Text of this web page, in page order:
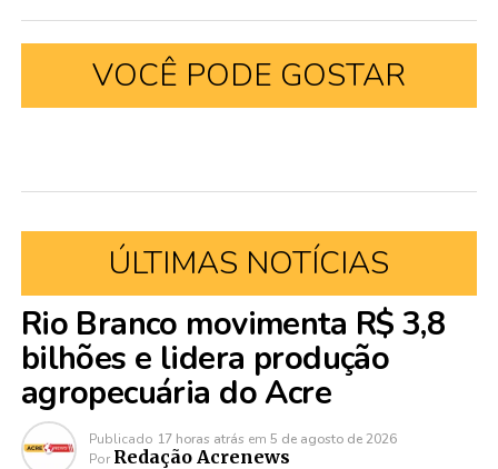
VOCÊ PODE GOSTAR
ÚLTIMAS NOTÍCIAS
Rio Branco movimenta R$ 3,8
bilhões e lidera produção
agropecuária do Acre
Publicado 17 horas atrás em 5 de agosto de 2026
Por Redação Acrenews